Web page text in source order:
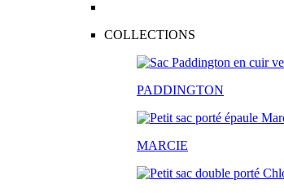
COLLECTIONS
PADDINGTON
MARCIE